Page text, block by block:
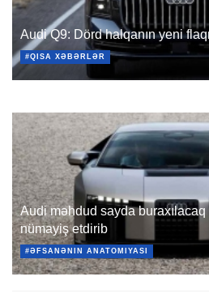
Audi Q9: Dörd halqanın yeni
#QISA XƏBƏRLƏR
Audi məhdud sayda
nümayiş etdirib
#ƏFSANƏNIN ANATOMIYASI